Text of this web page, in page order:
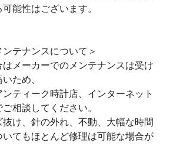
能性はございます。
テナンスについて＞
メーカーでのメンテナンスは受け
ため、
ティーク時計店、インターネット
相談してください。
け、針の外れ、不動、大幅な時間
てもほとんど修理は可能な場合が